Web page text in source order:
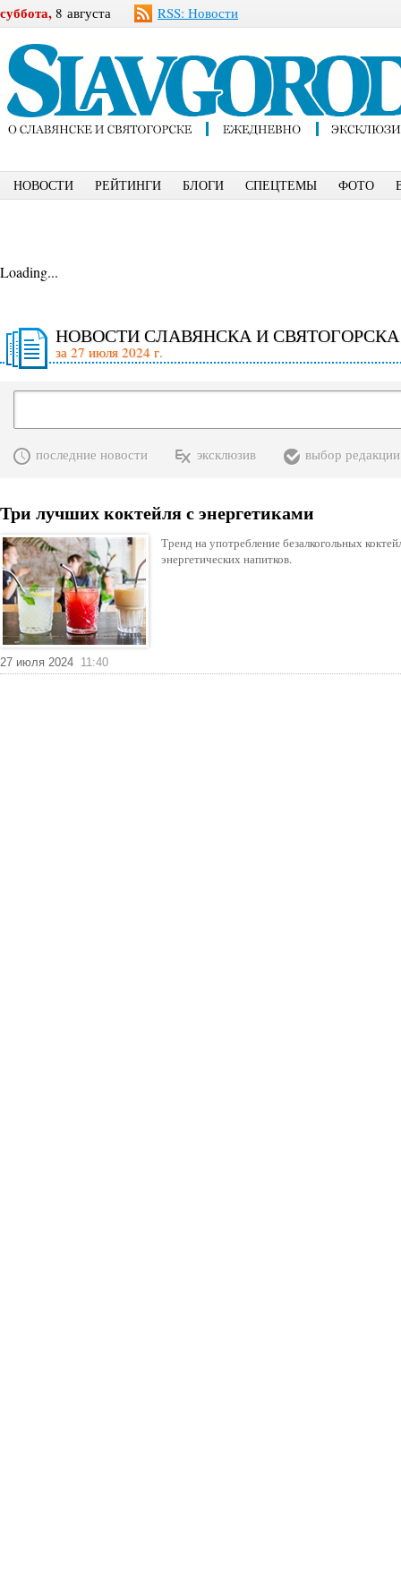
суббота, 8 августа RSS: Новости
НОВОСТИ РЕЙТИНГИ БЛОГИ СПЕЦТЕМЫ ФОТО
Loading...
НОВОСТИ СЛАВЯНСКА И СВЯТОГОРСКА
за 27 июля 2024 г.
последние новости эксклюзив выбор редакции
Три лучших коктейля с энергетиками
Тренд на употребление безалкогольных
энергетических напитков.
27 июля 2024 11:40